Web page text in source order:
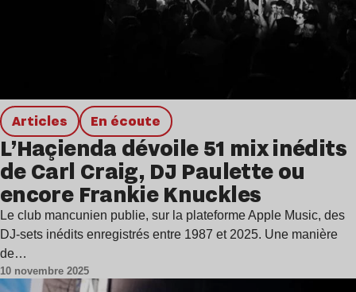
Articles en écoute
L’Haçienda dévoile 51 mix inédits
de Carl Craig, DJ Paulette ou
encore Frankie Knuckles
Le club mancunien publie, sur la plateforme Apple Music, des
DJ-sets inédits enregistrés entre 1987 et 2025. Une manière
de…
10 novembre 2025